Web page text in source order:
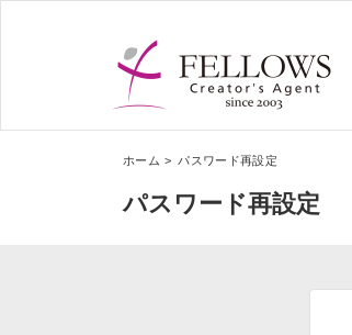
ホーム パスワード再設定
パスワード再設定